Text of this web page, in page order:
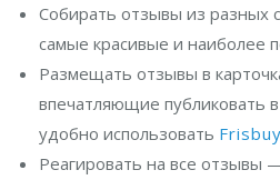
Собирать отзывы из разных
самые красивые и наиболее
Размещать отзывы в
впечатляющие публиковать
удобно использовать Frisbuy
Реагировать на все отзывы